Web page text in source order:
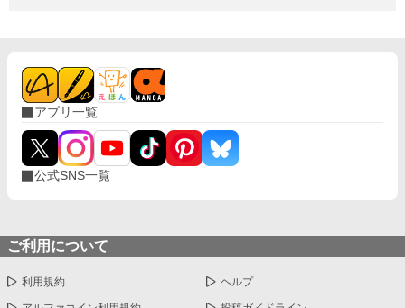
アプリ一覧
公式SNS一覧
ご利用について
利用規約 ヘルプ